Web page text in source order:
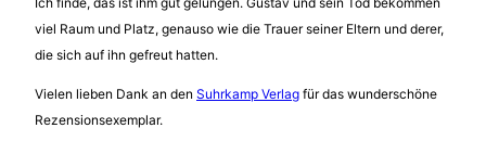
viel Raum und Platz, genauso wie die Trauer seiner Eltern und derer,
die sich auf ihn gefreut hatten.
Vielen lieben Dank an den Suhrkamp Verlag für das wunderschöne
Rezensionsexemplar.